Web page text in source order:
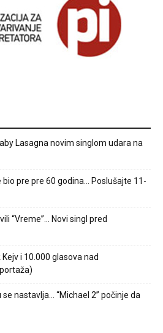
Lasagna novim singlom udara na
bio pre pre 60 godina… Poslušajte 11-
“Vreme”… Novi singl pred
i 10.000 glasova nad
nastavlja… “Michael 2” počinje da